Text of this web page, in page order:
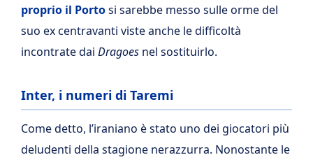
proprio il Portosi sarebbe messo sulle orme del
suo ex centravanti viste anche le difficoltà
incontrate dai Dragoes nel sostituirlo.
Inter, i numeri di Taremi
Come detto, l’iraniano è stato uno dei giocatori più
deludenti della stagione nerazzurra. Nonostante le